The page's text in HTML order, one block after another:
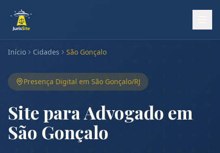
Início Cidades São Gonçalo
Presença Digital em São Gonçalo/RJ
Site para Advogado em
São Gonçalo